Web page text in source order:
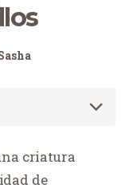
criatura
de